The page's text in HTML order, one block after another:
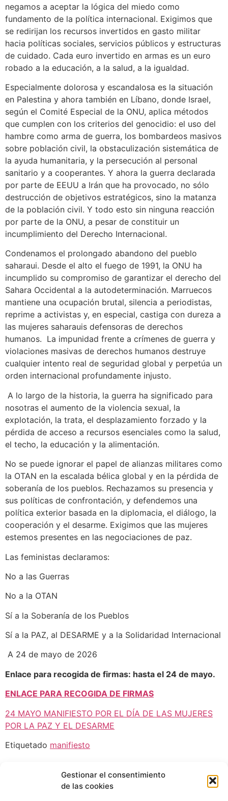
Gestionar el consentimiento
de las cookies
negamos a aceptar la lógica del miedo como
fundamento de la política internacional. Exigimos que
se redirijan los recursos invertidos en gasto militar
hacia políticas sociales, servicios públicos y estructuras
de cuidado. Cada euro invertido en armas es un euro
robado a la educación, a la salud, a la igualdad.
Especialmente dolorosa y escandalosa es la situación
en Palestina y ahora también en Líbano, donde Israel,
según el Comité Especial de la ONU, aplica métodos
que cumplen con los criterios del genocidio: el uso del
hambre como arma de guerra, los bombardeos masivos
sobre población civil, la obstaculización sistemática de
la ayuda humanitaria, y la persecución al personal
sanitario y a cooperantes. Y ahora la guerra declarada
por parte de EEUU a Irán que ha provocado, no sólo
destrucción de objetivos estratégicos, sino la matanza
de la población civil. Y todo esto sin ninguna reacción
por parte de la ONU, a pesar de constituir un
incumplimiento del Derecho Internacional.
Condenamos el prolongado abandono del pueblo
saharaui. Desde el alto el fuego de 1991, la ONU ha
incumplido su compromiso de garantizar el derecho del
Sahara Occidental a la autodeterminación. Marruecos
mantiene una ocupación brutal, silencia a periodistas,
reprime a activistas y, en especial, castiga con dureza a
las mujeres saharauis defensoras de derechos
humanos. La impunidad frente a crímenes de guerra y
violaciones masivas de derechos humanos destruye
cualquier intento real de seguridad global y perpetúa un
orden internacional profundamente injusto.
A lo largo de la historia, la guerra ha significado para
nosotras el aumento de la violencia sexual, la
explotación, la trata, el desplazamiento forzado y la
pérdida de acceso a recursos esenciales como la salud,
el techo, la educación y la alimentación.
No se puede ignorar el papel de alianzas militares como
la OTAN en la escalada bélica global y en la pérdida de
soberanía de los pueblos. Rechazamos su presencia y
sus políticas de confrontación, y defendemos una
política exterior basada en la diplomacia, el diálogo, la
cooperación y el desarme. Exigimos que las mujeres
estemos presentes en las negociaciones de paz.
Las feministas declaramos:
No a las Guerras
No a la OTAN
Sí a la Soberanía de los Pueblos
Sí a la PAZ, al DESARME y a la Solidaridad Internacional
A 24 de mayo de 2026
Enlace para recogida de firmas: hasta el 24 de mayo.
ENLACE PARA RECOGIDA DE FIRMAS
24 MAYO MANIFIESTO POR EL DÍA DE LAS MUJERES
POR LA PAZ Y EL DESARME
Etiquetado manifiesto